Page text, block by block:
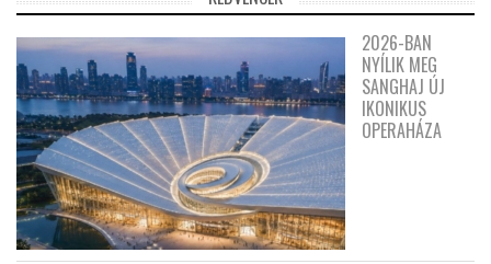
2026-BAN
NYÍLIK MEG
SANGHAJ ÚJ
IKONIKUS
OPERAHÁZA